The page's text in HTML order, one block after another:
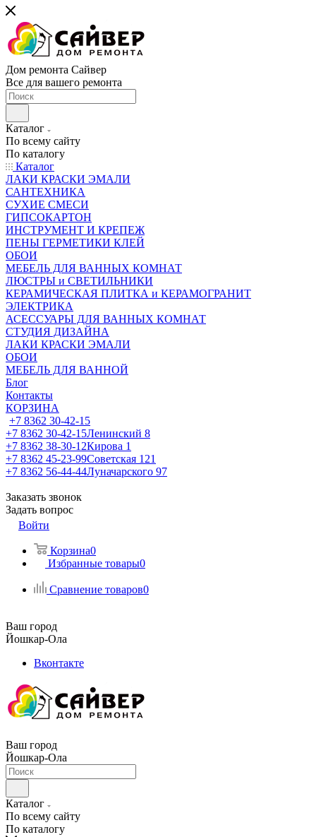
Дом ремонта Сайвер
Все для вашего ремонта
Каталог
По всему сайту
По каталогу
Каталог
ЛАКИ КРАСКИ ЭМАЛИ
САНТЕХНИКА
СУХИЕ СМЕСИ
ГИПСОКАРТОН
ИНСТРУМЕНТ И КРЕПЕЖ
ПЕНЫ ГЕРМЕТИКИ КЛЕЙ
ОБОИ
МЕБЕЛЬ ДЛЯ ВАННЫХ КОМНАТ
ЛЮСТРЫ и СВЕТИЛЬНИКИ
КЕРАМИЧЕСКАЯ ПЛИТКА и КЕРАМОГРАНИТ
ЭЛЕКТРИКА
АСЕССУАРЫ ДЛЯ ВАННЫХ КОМНАТ
СТУДИЯ ДИЗАЙНА
ЛАКИ КРАСКИ ЭМАЛИ
ОБОИ
МЕБЕЛЬ ДЛЯ ВАННОЙ
Блог
Контакты
КОРЗИНА
+7 8362 30-42-15
+7 8362 30-42-15Ленинский 8
+7 8362 38-30-12Кирова 1
+7 8362 45-23-99Советская 121
+7 8362 56-44-44Луначарского 97
Заказать звонок
Задать вопрос
Войти
Корзина0
Избранные товары0
Сравнение товаров0
Ваш город
Йошкар-Ола
Вконтакте
Ваш город
Йошкар-Ола
Каталог
По всему сайту
По каталогу